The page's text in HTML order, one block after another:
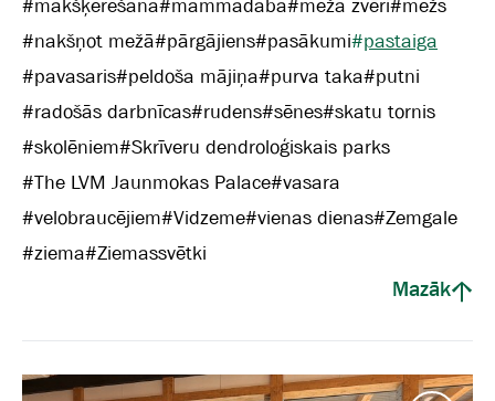
#makšķerēšana#mammadaba#meža zvēri#mežs
#nakšņot mežā#pārgājiens#pasākumi#pastaiga
#pavasaris#peldoša mājiņa#purva taka#putni
#radošās darbnīcas#rudens#sēnes#skatu tornis
#skolēniem#Skrīveru dendroloģiskais parks
#The LVM Jaunmokas Palace#vasara
#velobraucējiem#Vidzeme#vienas dienas#Zemgale
#ziema#Ziemassvētki
Mazāk